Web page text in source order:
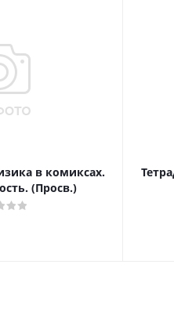
в комиксах.
(Просв.)